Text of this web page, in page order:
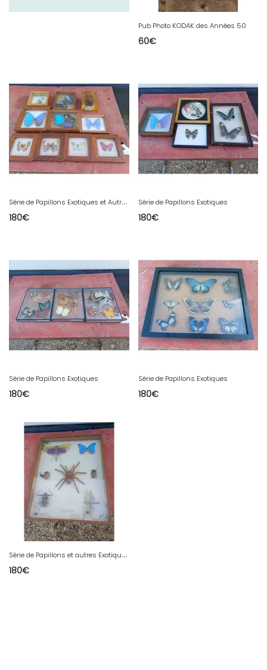
Pub Photo KODAK des Années 50
60€
S
érie de Papillons Exotiques et Autres
180€
Série de Papillons Exotiques
180€
Série de Papillons Exotiques
180€
Série de Papillons Exotiques
180€
S
érie de Papillons et autres Exotiques
180€